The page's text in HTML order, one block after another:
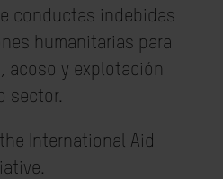
conductas indebidas
humanitarias para
acoso y explotación
sector.
International Aid